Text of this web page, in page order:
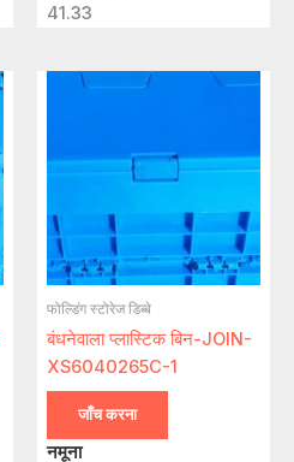
41.33
फोल्डिंग स्टोरेज डिब्बे
बंधनेवाला प्लास्टिक बिन-JOIN-
XS6040265C-1
जाँच करना
नमूना